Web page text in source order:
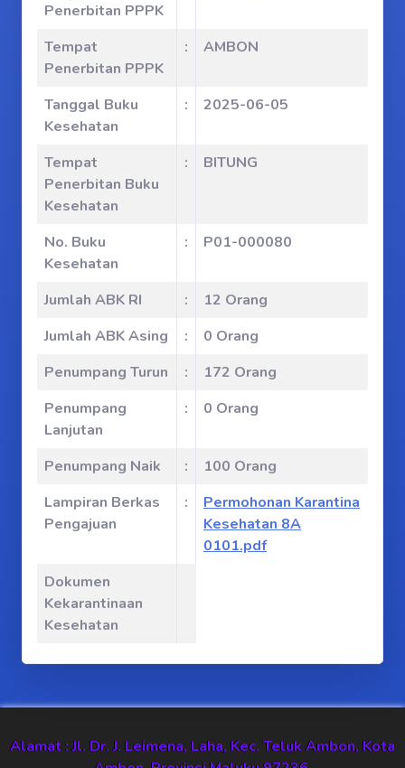
Penerbitan PPPK
Tempat
Penerbitan PPPK
: AMBON
Tanggal Buku
Kesehatan
: 2025-06-05
Tempat
Penerbitan Buku
Kesehatan
: BITUNG
No. Buku
Kesehatan
: P01-000080
Jumlah ABK RI :
12 Orang
Jumlah ABK Asing
:
0 Orang
Penumpang Turun
:
172 Orang
Penumpang
Lanjutan
: 0 Orang
Penumpang Naik :
100 Orang
Lampiran Berkas
Pengajuan
:
Permohonan Karantina
Kesehatan 8A
0101.pdf
Dokumen
Kekarantinaan
Kesehatan
Alamat : Jl. Dr. J. Leimena, Laha, Kec. Teluk Ambon, Kota